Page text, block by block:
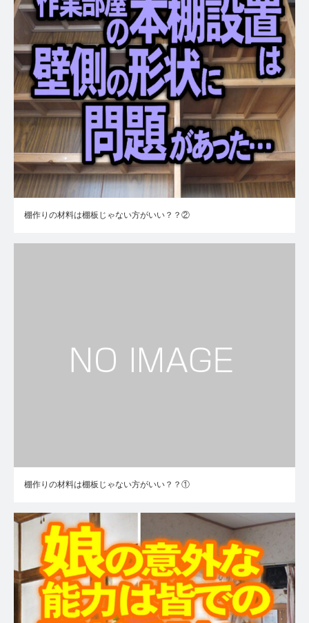
棚作りの材料は棚板じゃない方がいい？？②
棚作りの材料は棚板じゃない方がいい？？①